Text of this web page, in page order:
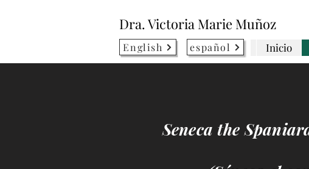
Dra. Victoria Marie Muñoz
English español Inicio
Seneca the